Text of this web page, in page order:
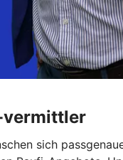
vermittler
sich